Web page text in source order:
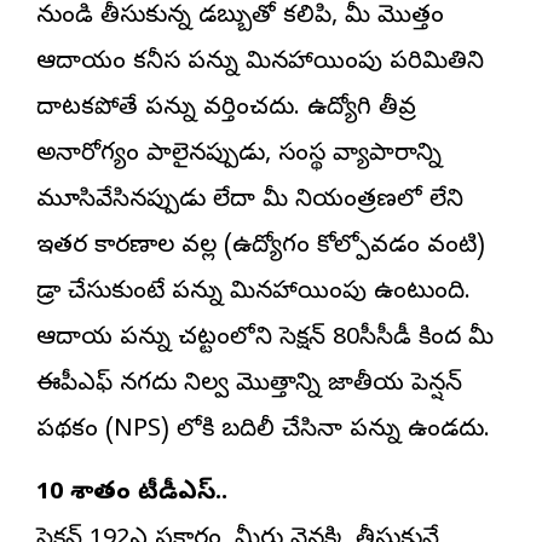
నుండి తీసుకున్న డబ్బుతో కలిపి, మీ మొత్తం
ఆదాయం కనీస పన్ను మినహాయింపు పరిమితిని
దాటకపోతే పన్ను వర్తించదు. ఉద్యోగి తీవ్ర
అనారోగ్యం పాలైనప్పుడు, సంస్థ వ్యాపారాన్ని
మూసివేసినప్పుడు లేదా మీ నియంత్రణలో లేని
ఇతర కారణాల వల్ల (ఉద్యోగం కోల్పోవడం వంటివి)
డ్రా చేసుకుంటే పన్ను మినహాయింపు ఉంటుంది.
ఆదాయ పన్ను చట్టంలోని సెక్షన్ 80సీసీడీ కింద మీ
ఈపీఎఫ్ నగదు నిల్వ మొత్తాన్ని జాతీయ పెన్షన్
పథకం (NPS) లోకి బదిలీ చేసినా పన్ను ఉండదు.
10 శాతం టీడీఎస్..